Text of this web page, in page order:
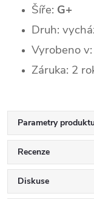
Šíře: G+
Druh:
Vyrobeno
Záruka: 2
Parametry
Recenze
Diskuse